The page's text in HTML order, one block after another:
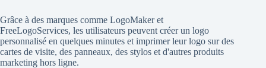
Grâce à des marques comme LogoMakeret
FreeLogoServices, les utilisateurs peuvent créer un logo
personnalisé en quelques minutes et imprimer leur logo sur des
cartes de visite, des panneaux, des stylos et d'autres produits
marketing hors ligne.